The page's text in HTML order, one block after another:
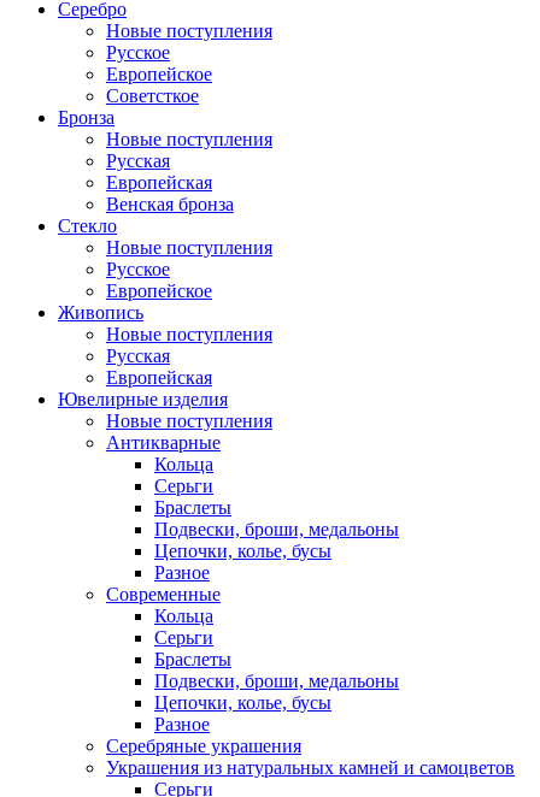
Серебро
Новые поступления
Русское
Европейское
Советсткое
Бронза
Новые поступления
Русская
Европейская
Венская бронза
Стекло
Новые поступления
Русское
Европейское
Живопись
Новые поступления
Русская
Европейская
Ювелирные изделия
Новые поступления
Антикварные
Кольца
Серьги
Браслеты
Подвески, броши, медальоны
Цепочки, колье, бусы
Разное
Современные
Кольца
Серьги
Браслеты
Подвески, броши, медальоны
Цепочки, колье, бусы
Разное
Серебряные украшения
Украшения из натуральных камней и самоцветов
Серьги